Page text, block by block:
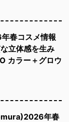
春コスメ情報
立体感を生み
カラー＋グロウ
年春